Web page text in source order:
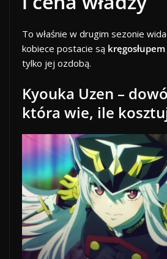
To właśnie w drugim sezonie
kobiece postacie są
tylko jej ozdobą.
Kyouka Uzen –
która wie, ile